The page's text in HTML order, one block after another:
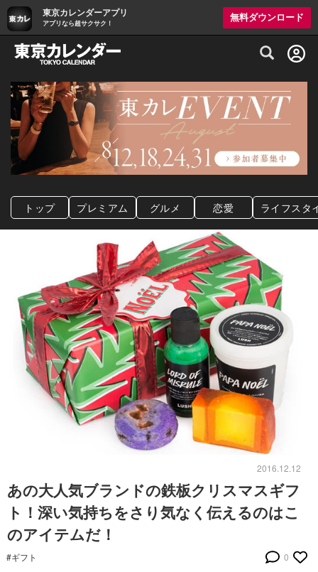
東京カレンダーアプリ
アプリなら超サクサク！
無料ダウンロード
グルメ情報・プレミアムレストラン予約
トップ プレミアム グルメ 恋愛 ライフスタ
2016.12.12
あの大人気ブランドの鉄板クリスマスギフ
ト！深い気持ちをさり気なく伝えるのはこ
のアイテムだ！
#ギフト 0